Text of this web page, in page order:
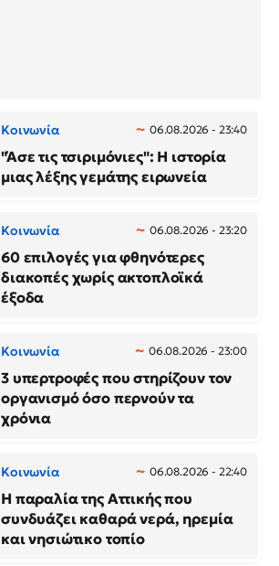
Κοινωνία 06.08.2026 - 23:40
"Άσε τις τσιριμόνιες": Η ιστορία
μιας λέξης γεμάτης ειρωνεία
Κοινωνία 06.08.2026 - 23:20
60 επιλογές για φθηνότερες
διακοπές χωρίς ακτοπλοϊκά
έξοδα
Κοινωνία 06.08.2026 - 23:00
3 υπερτροφές που στηρίζουν τον
οργανισμό όσο περνούν τα
χρόνια
Κοινωνία 06.08.2026 - 22:40
Η παραλία της Αττικής που
συνδυάζει καθαρά νερά, ηρεμία
και νησιώτικο τοπίο